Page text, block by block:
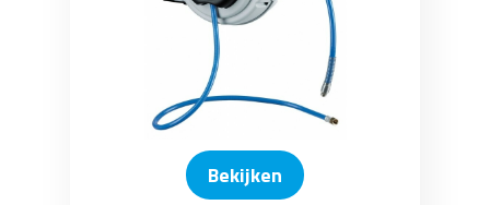
Bekijken